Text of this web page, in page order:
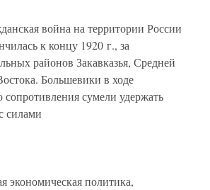
война на территории России
к концу 1920 г., за
районов Закавказья, Средней
Большевики в ходе
сумели удержать
силами
политика,